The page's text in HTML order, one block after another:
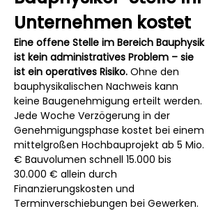
Unternehmen kostet
Eine offene Stelle im Bereich Bauphysik
ist kein administratives Problem – sie
ist ein operatives Risiko. Ohne den
bauphysikalischen Nachweis kann
keine Baugenehmigung erteilt werden.
Jede Woche Verzögerung in der
Genehmigungsphase kostet bei einem
mittelgroßen Hochbauprojekt ab 5 Mio.
€ Bauvolumen schnell 15.000 bis
30.000 € allein durch
Finanzierungskosten und
Terminverschiebungen bei Gewerken.